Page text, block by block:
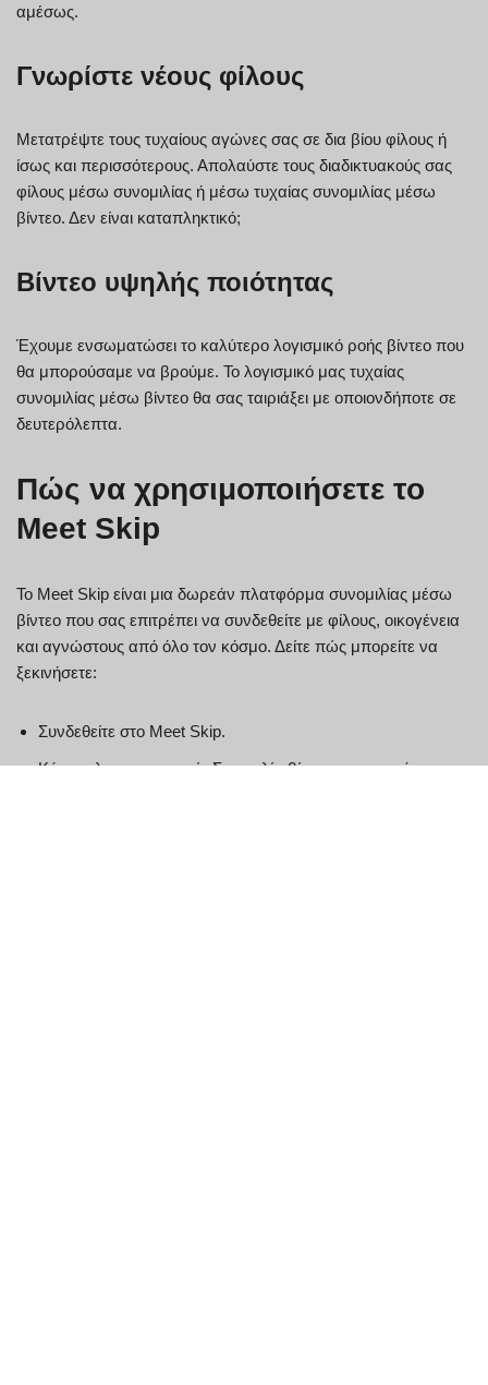
αμέσως.
Γνωρίστε νέους φίλους
Μετατρέψτε τους τυχαίους αγώνες σας σε δια βίου φίλους ή
ίσως και περισσότερους. Απολαύστε τους διαδικτυακούς σας
φίλους μέσω συνομιλίας ή μέσω τυχαίας συνομιλίας μέσω
βίντεο. Δεν είναι καταπληκτικό;
Βίντεο υψηλής ποιότητας
Έχουμε ενσωματώσει το καλύτερο λογισμικό ροής βίντεο που
θα μπορούσαμε να βρούμε. Το λογισμικό μας τυχαίας
συνομιλίας μέσω βίντεο θα σας ταιριάξει με οποιονδήποτε σε
δευτερόλεπτα.
Πώς να χρησιμοποιήσετε το
Meet Skip
Το Meet Skip είναι μια δωρεάν πλατφόρμα συνομιλίας μέσω
βίντεο που σας επιτρέπει να συνδεθείτε με φίλους, οικογένεια
και αγνώστους από όλο τον κόσμο. Δείτε πώς μπορείτε να
ξεκινήσετε:
Συνδεθείτε στο Meet Skip.
Κάντε κλικ στο κουμπί «Συνομιλία βίντεο» στην επάνω